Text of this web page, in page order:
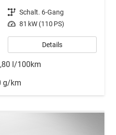
Getriebe Schalt. 6-Gang
Leistung 81 kW (110 PS)
Details
l/100km
g/km